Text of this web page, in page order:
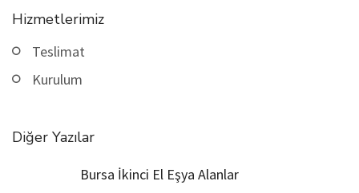
Hizmetlerimiz
Teslimat
Kurulum
Diğer Yazılar
Bursa İkinci El Eşya Alanlar